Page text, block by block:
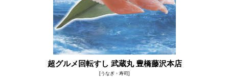
超グルメ回転すし 武蔵丸 豊橋藤沢本店
[うなぎ・寿司]